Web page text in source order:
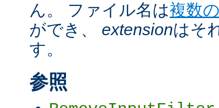
ん。 ファイル名は複数
ができ、 extensionはそ
す。
参照